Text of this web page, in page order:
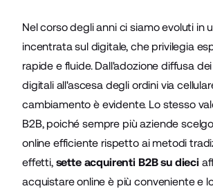
Nel corso degli anni ci siamo evoluti in
incentrata sul digitale, che privilegia
rapide e fluide. Dall'adozione diffusa
digitali all'ascesa degli ordini via
cambiamento è evidente. Lo stesso
B2B, poiché sempre più aziende
online efficiente rispetto ai metodi
effetti, sette acquirenti B2B su dieci
acquistare online è più conveniente e